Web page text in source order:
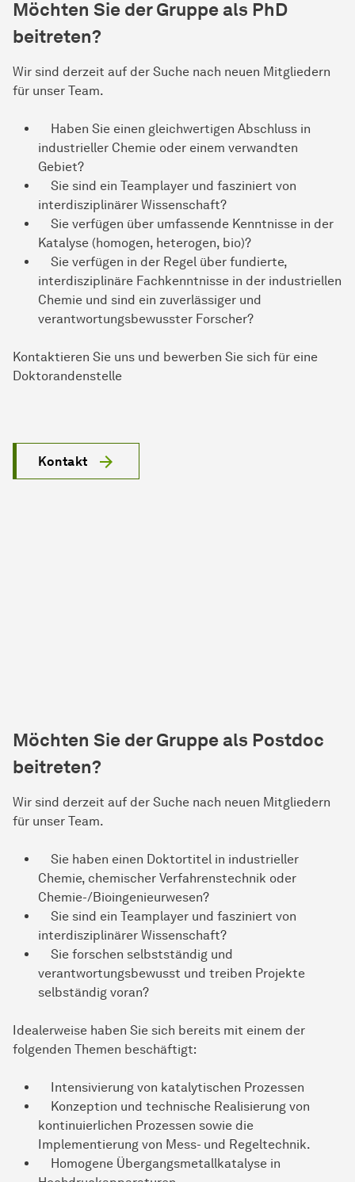
Möchten Sie der Gruppe als PhD
beitreten?
Wir sind derzeit auf der Suche nach neuen Mitgliedern
für unser Team.
Haben Sie einen gleichwertigen Abschluss in
industrieller Chemie oder einem verwandten
Gebiet?
Sie sind ein Teamplayer und fasziniert von
interdisziplinärer Wissenschaft?
Sie verfügen über umfassende Kenntnisse in der
Katalyse (homogen, heterogen, bio)?
Sie verfügen in der Regel über fundierte,
interdisziplinäre Fachkenntnisse in der industriellen
Chemie und sind ein zuverlässiger und
verantwortungsbewusster Forscher?
Kontaktieren Sie uns und bewerben Sie sich für eine
Doktorandenstelle
Kontakt
Möchten Sie der Gruppe als Postdoc
beitreten?
Wir sind derzeit auf der Suche nach neuen Mitgliedern
für unser Team.
Sie haben einen Doktortitel in industrieller
Chemie, chemischer Verfahrenstechnik oder
Chemie-/Bioingenieurwesen?
Sie sind ein Teamplayer und fasziniert von
interdisziplinärer Wissenschaft?
Sie forschen selbstständig und
verantwortungsbewusst und treiben Projekte
selbständig voran?
Idealerweise haben Sie sich bereits mit einem der
folgenden Themen beschäftigt:
Intensivierung von katalytischen Prozessen
Konzeption und technische Realisierung von
kontinuierlichen Prozessen sowie die
Implementierung von Mess- und Regeltechnik.
Homogene Übergangsmetallkatalyse in